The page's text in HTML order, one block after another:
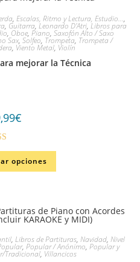
, Escalas, Ritmo y Lectura, Estudio...,
, Guitarra, Leonardo D'Atri, Libros para
, Oboe, Piano, Saxofón Alto / Saxo
Sax, Solfeo, Trompeta, Trompeta /
, Viento Metal, Violín
mejorar la Técnica
€
en
de 5opciones
, Libros de Partituras, Navidad, Nivel
, Popular / Anónimo, Popular y
Tradicional, Villancicos